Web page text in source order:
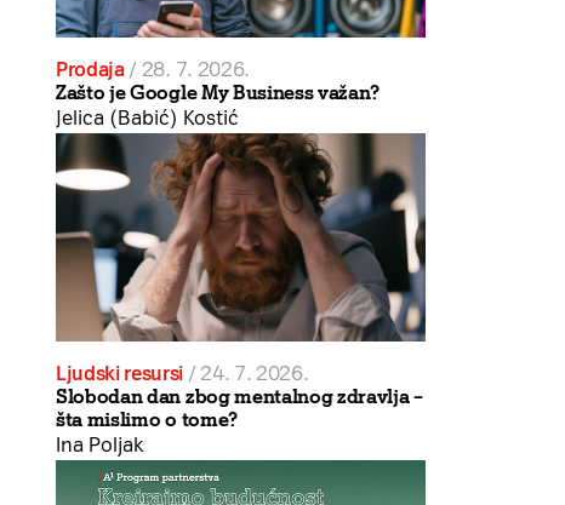
Prodaja / 28. 7. 2026.
Zašto je Google My Business važan?
Jelica (Babić) Kostić
Ljudski resursi / 24. 7. 2026.
Slobodan dan zbog mentalnog zdravlja –
šta mislimo o tome?
Ina Poljak